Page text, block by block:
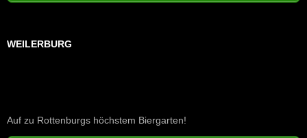
WEILERBURG
Auf zu Rottenburgs höchstem Biergarten!